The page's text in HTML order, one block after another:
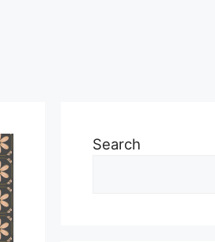
Search